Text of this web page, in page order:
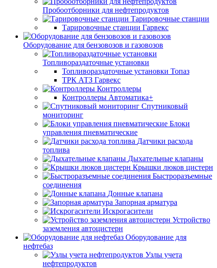
Пробоотборники для нефтепродуктов
Тарировочные станции
Тарировочные станции Гарвекс
Оборудование для бензовозов и газовозов
Топливораздаточные установки
Топливораздаточные установки Топаз
ТРК АТЗ Гарвекс
Контроллеры
Контроллеры Автоматика+
Спутниковый
мониторинг
Блоки
управления пневматические
Датчики расхода
топлива
Дыхательные клапаны
Крышки люков цистерн
Быстроразъемные
соединения
Донные клапана
Запорная арматура
Искрогасители
Устройство
заземления автоцистерн
Оборудование для
нефтебаз
Узлы учета
нефтепродуктов